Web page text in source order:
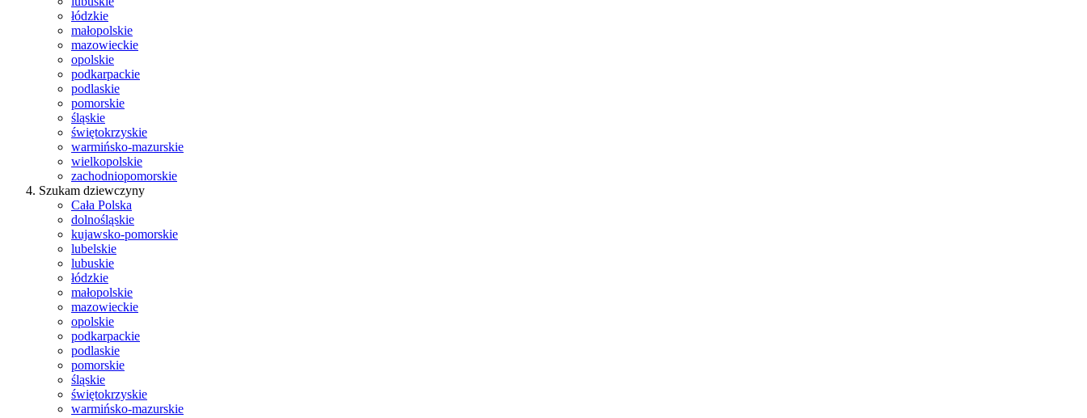
łódzkie
małopolskie
mazowieckie
opolskie
podkarpackie
podlaskie
pomorskie
śląskie
świętokrzyskie
warmińsko-mazurskie
wielkopolskie
zachodniopomorskie
Szukam dziewczyny
Cała Polska
dolnośląskie
kujawsko-pomorskie
lubelskie
lubuskie
łódzkie
małopolskie
mazowieckie
opolskie
podkarpackie
podlaskie
pomorskie
śląskie
świętokrzyskie
warmińsko-mazurskie